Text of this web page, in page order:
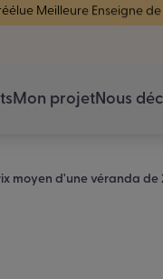
Meilleure Enseigne
Mon projetNous
moyen d'une véranda de